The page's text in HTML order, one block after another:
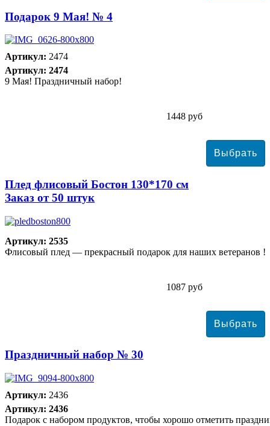
Подарок 9 Мая! № 4
Артикул: 2474
Артикул: 2474
9 Мая! Праздничный набор!
1448 руб
Плед флисовый Бостон 130*170 см
Заказ от 50 штук
Артикул: 2535
Флисовый плед — прекрасный подарок для наших ветеранов !
1087 руб
Праздничный набор № 30
Артикул: 2436
Артикул: 2436
Подарок с набором продуктов, чтобы хорошо отметить